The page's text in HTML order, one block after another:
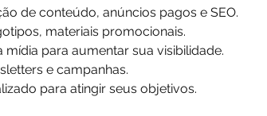
de conteúdo, anúncios pagos e SEO.
materiais promocionais.
mídia para aumentar sua visibilidade.
e campanhas.
para atingir seus objetivos.